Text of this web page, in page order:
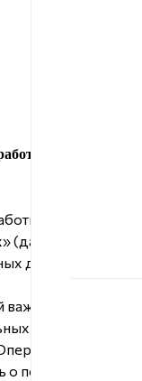
(далее — Закон о
данных,
важнейшей
данных, в том
в
о посетителях